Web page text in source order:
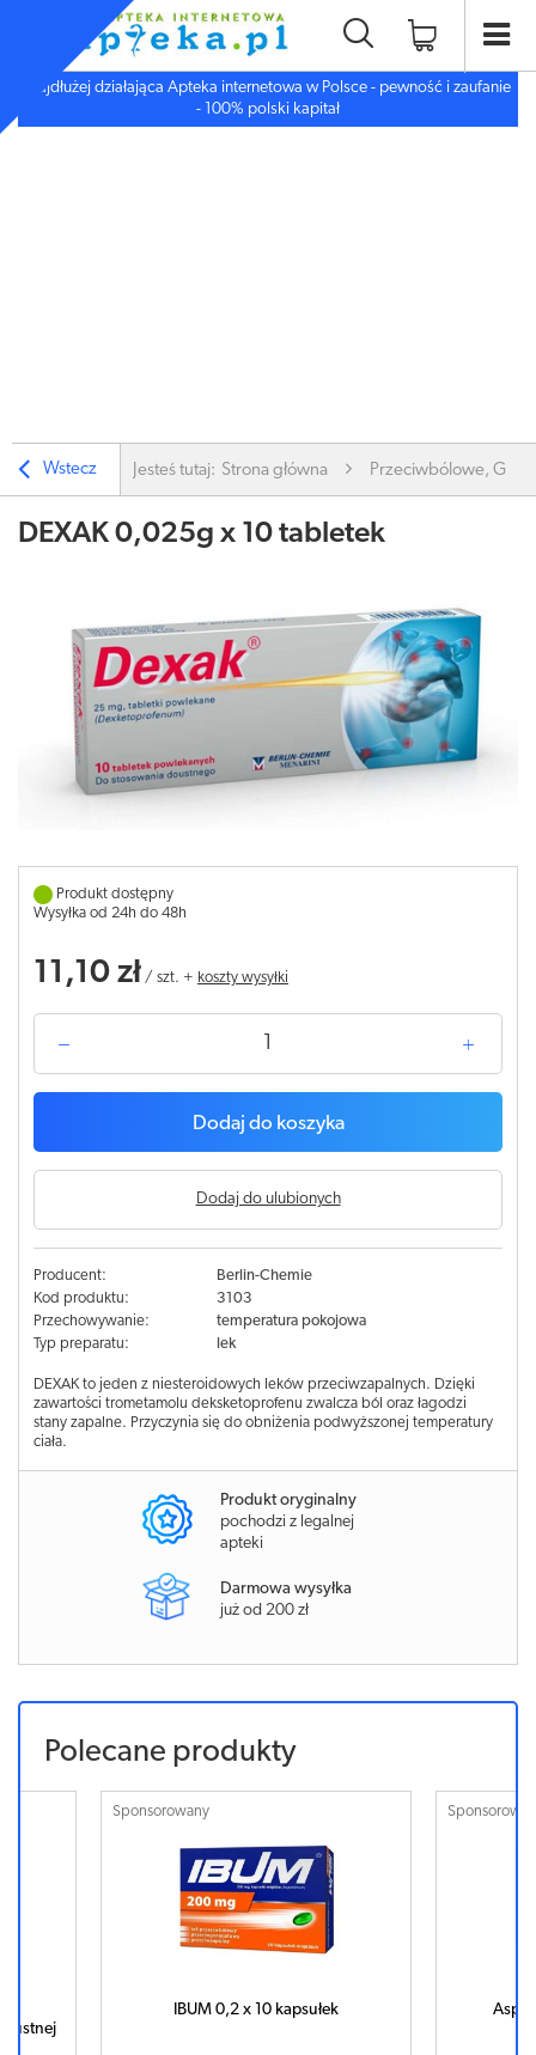
Najdłużej działająca Apteka internetowa w Polsce - pewność i zaufanie
- 100% polski kapitał
Wstecz Jesteś tutaj: Strona główna Przeciwbólowe,
DEXAK 0,025g x 10 tabletek
Produkt dostępny
Wysyłka od 24h do 48h
11,10 zł / szt. + koszty wysyłki
Dodaj do koszyka
Dodaj do ulubionych
Producent:
Berlin-Chemie
Kod produktu:
3103
Przechowywanie:
temperatura pokojowa
Typ preparatu:
lek
DEXAK to jeden z niesteroidowych leków przeciwzapalnych. Dzięki
zawartości trometamolu deksketoprofenu zwalcza ból oraz łagodzi
stany zapalne. Przyczynia się do obniżenia podwyższonej temperatury
ciała.
Produkt oryginalny
pochodzi z legalnej
apteki
Darmowa wysyłka
już od 200 zł
Polecane produkty
ustnej
Sponsorowany
IBUM 0,2 x 10 kapsułek